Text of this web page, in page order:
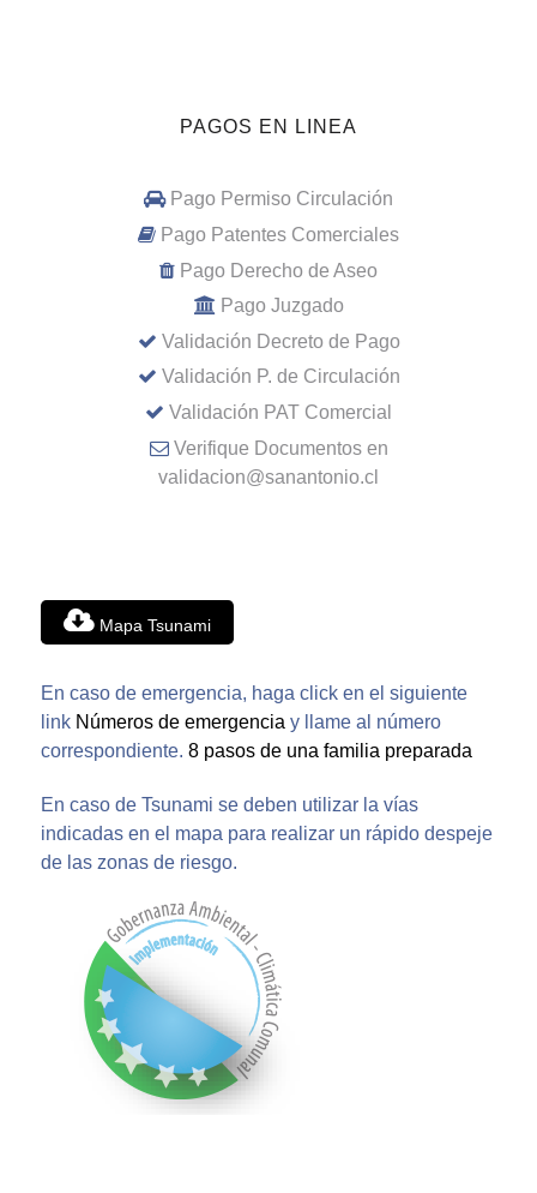
PAGOS EN LINEA
Pago Permiso Circulación
Pago Patentes Comerciales
Pago Derecho de Aseo
Pago Juzgado
Validación Decreto de Pago
Validación P. de Circulación
Validación PAT Comercial
Verifique Documentos en
validacion@sanantonio.cl
Mapa Tsunami
En caso de emergencia, haga click en el siguiente
link Números de emergencia y llame al número
correspondiente. 8 pasos de una familia preparada
En caso de Tsunami se deben utilizar la vías
indicadas en el mapa para realizar un rápido despeje
de las zonas de riesgo.